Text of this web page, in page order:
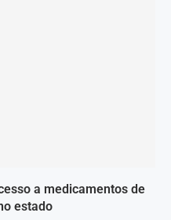
a medicamentos de
estado